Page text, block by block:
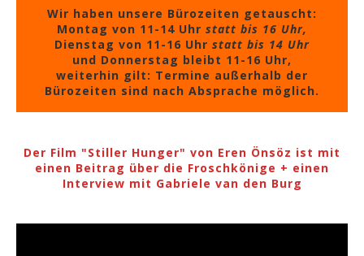
Wir haben unsere Bürozeiten getauscht:
Montag von 11-14 Uhr statt bis 16 Uhr,
Dienstag von 11-16 Uhr statt bis 14 Uhr
und Donnerstag bleibt 11-16 Uhr,
weiterhin gilt: Termine außerhalb der
Bürozeiten sind nach Absprache möglich.
Der Film "Stiller Hunger" von Eren Önsöz ist mit
einen Beitrag über die Froschkönige + einen
Interview mit Gabriele van den Burg